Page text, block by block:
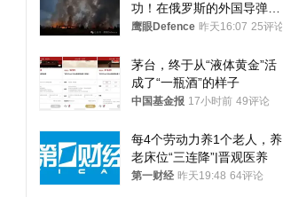
功！在俄罗斯的外国导弹发
射车都是合法打击目标
鹰眼Defence 昨天16:07 25评论
茅台，终于从“液体黄金”活
成了“一瓶酒”的样子
中国基金报 17小时前 49评论
每4个劳动力养1个老人，养
老床位“三连降”|晋观医养
第一财经 昨天19:48 64评论